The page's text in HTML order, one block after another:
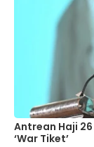
Antrean Haji
‘War Tiket’